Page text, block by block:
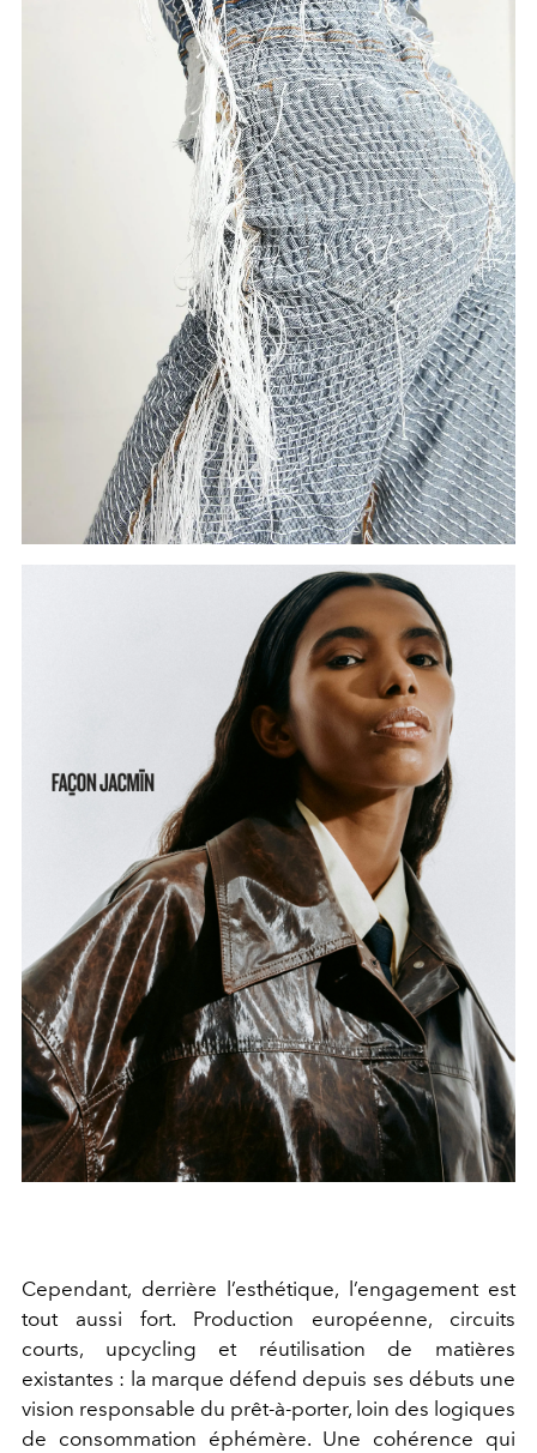
Cependant, derrière l’esthétique, l’engagement est
tout aussi fort. Production européenne, circuits
courts, upcycling et réutilisation de matières
existantes : la marque défend depuis ses débuts une
vision responsable du prêt-à-porter, loin des logiques
de consommation éphémère. Une cohérence qui